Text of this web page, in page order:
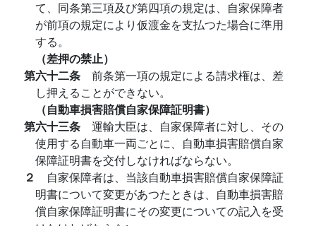
て、同条第三項及び第四項の規定は、自家保障者
が前項の規定により仮渡金を支払つた場合に準用
する。
（差押の禁止）
第六十二条 前条第一項の規定による請求権は、差
し押えることができない。
（自動車損害賠償自家保障証明書）
第六十三条 運輸大臣は、自家保障者に対し、その
使用する自動車一両ごとに、自動車損害賠償自家
保障証明書を交付しなければならない。
２ 自家保障者は、当該自動車損害賠償自家保障証
明書について変更があつたときは、自動車損害賠
償自家保障証明書にその変更についての記入を受